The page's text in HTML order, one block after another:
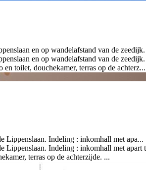
en op wandelafstand van de
en op wandelafstand van de
toilet, douchekamer, terras op de achterz...
Lippenslaan. Indeling : inkomhall met apa...
Indeling : inkomhall met
terras op de achterzijde. ...